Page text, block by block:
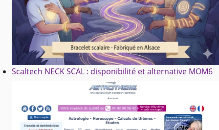
Scaltech NECK SCAL : disponibilité et alternative MOM6